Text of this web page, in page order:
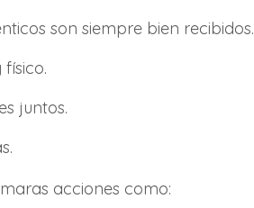
son siempre bien recibidos.
juntos.
acciones como: